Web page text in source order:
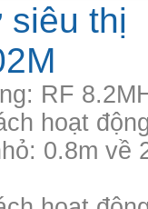
siêu thị
RF
hoạt
0.8m về